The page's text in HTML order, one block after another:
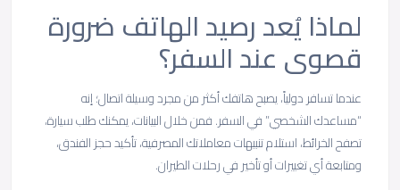
لماذا يُعد رصيد الهاتف ضرورة
قصوى عند السفر؟
عندما تسافر دولياً، يصبح هاتفك أكثر من مجرد وسيلة اتصال؛ إنه
“مساعدك الشخصي” في السفر. فمن خلال البيانات، يمكنك طلب سيارة،
تصفح الخرائط، استلام تنبيهات معاملاتك المصرفية، تأكيد حجز الفندق،
ومتابعة أي تغييرات أو تأخير في رحلات الطيران.